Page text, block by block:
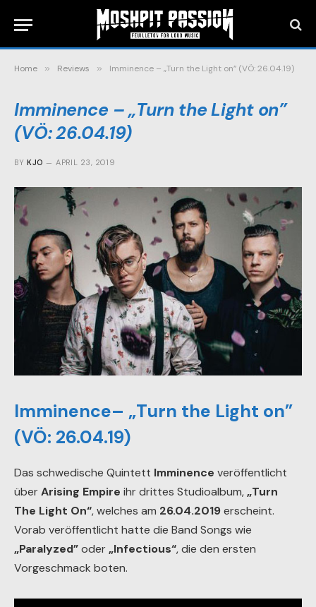
Home » Reviews » Imminence – „Turn the Light on” (VÖ: 26.04.19)
Imminence – „Turn the Light on”
(VÖ: 26.04.19)
BY KJO APRIL 23, 2019
Imminence– „Turn the Light on”
(VÖ: 26.04.19)
Das schwedische Quintett Imminence veröffentlicht
überArising Empire ihr drittes Studioalbum,„Turn
The Light On“, welches am 26.04.2019erscheint.
Vorab veröffentlicht hatte die Band Songs wie
„Paralyzed”oder„Infectious“, die den ersten
Vorgeschmack boten.